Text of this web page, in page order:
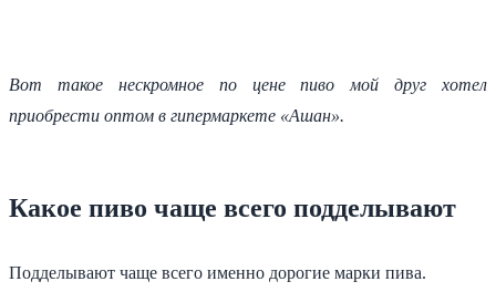
Вот такое нескромное по цене пиво мой друг хотел
приобрести оптом в гипермаркете «Ашан».
Какое пиво чаще всего подделывают
Подделывают чаще всего именно дорогие марки пива.